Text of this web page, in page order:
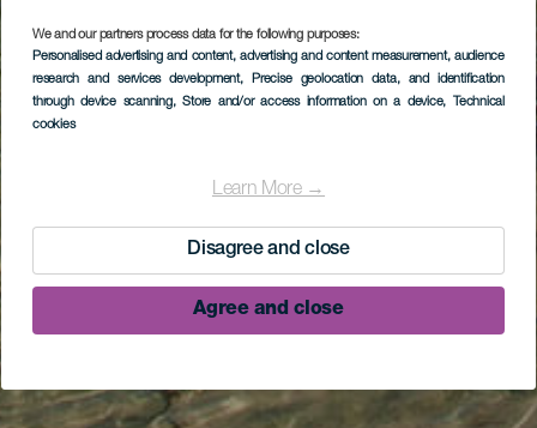
We and our partners process data for the following purposes:
Personalised advertising and content, advertising and content measurement, audience
research and services development, Precise geolocation data, and identification
through device scanning, Store and/or access information on a device, Technical
cookies
Learn More →
Disagree and close
Agree and close